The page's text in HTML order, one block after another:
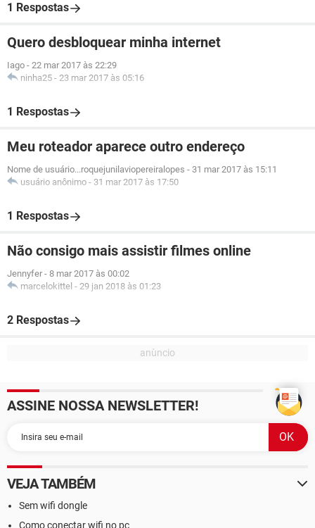
1 Respostas
Quero desbloquear minha internet
Iago - 22 mar 2017 às 22:29
ninha25 - 23 mar 2017 às 05:16
1 Respostas
Meu roteador aparece outro endereço
Nome de usuário...roquejunilaviopereiralopes - 31 mar 2017 às 15:11
usuário anônimo - 31 mar 2017 às 17:50
1 Respostas
Não consigo mais assistir filmes online
Jennyfer - 8 mar 2017 às 00:02
marcelokittel - 29 jan 2018 às 01:23
2 Respostas
ASSINE NOSSA NEWSLETTER!
VEJA TAMBÉM
Sem wifi dongle
Como conectar wifi no pc